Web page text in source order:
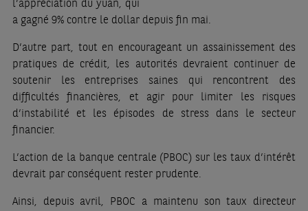
l’appréciation du yuan, qui
a gagné 9% contre le dollar depuis fin mai.
D’autre part, tout en encourageant un assainissement des
pratiques de crédit, les autorités devraient continuer de
soutenir les entreprises saines qui rencontrent des
difficultés financières, et agir pour limiter les risques
d’instabilité et les épisodes de stress dans le secteur
financier.
L’action de la banque centrale (PBOC) sur les taux d’intérêt
devrait par conséquent rester prudente.
Ainsi, depuis avril, PBOC a maintenu son taux directeur